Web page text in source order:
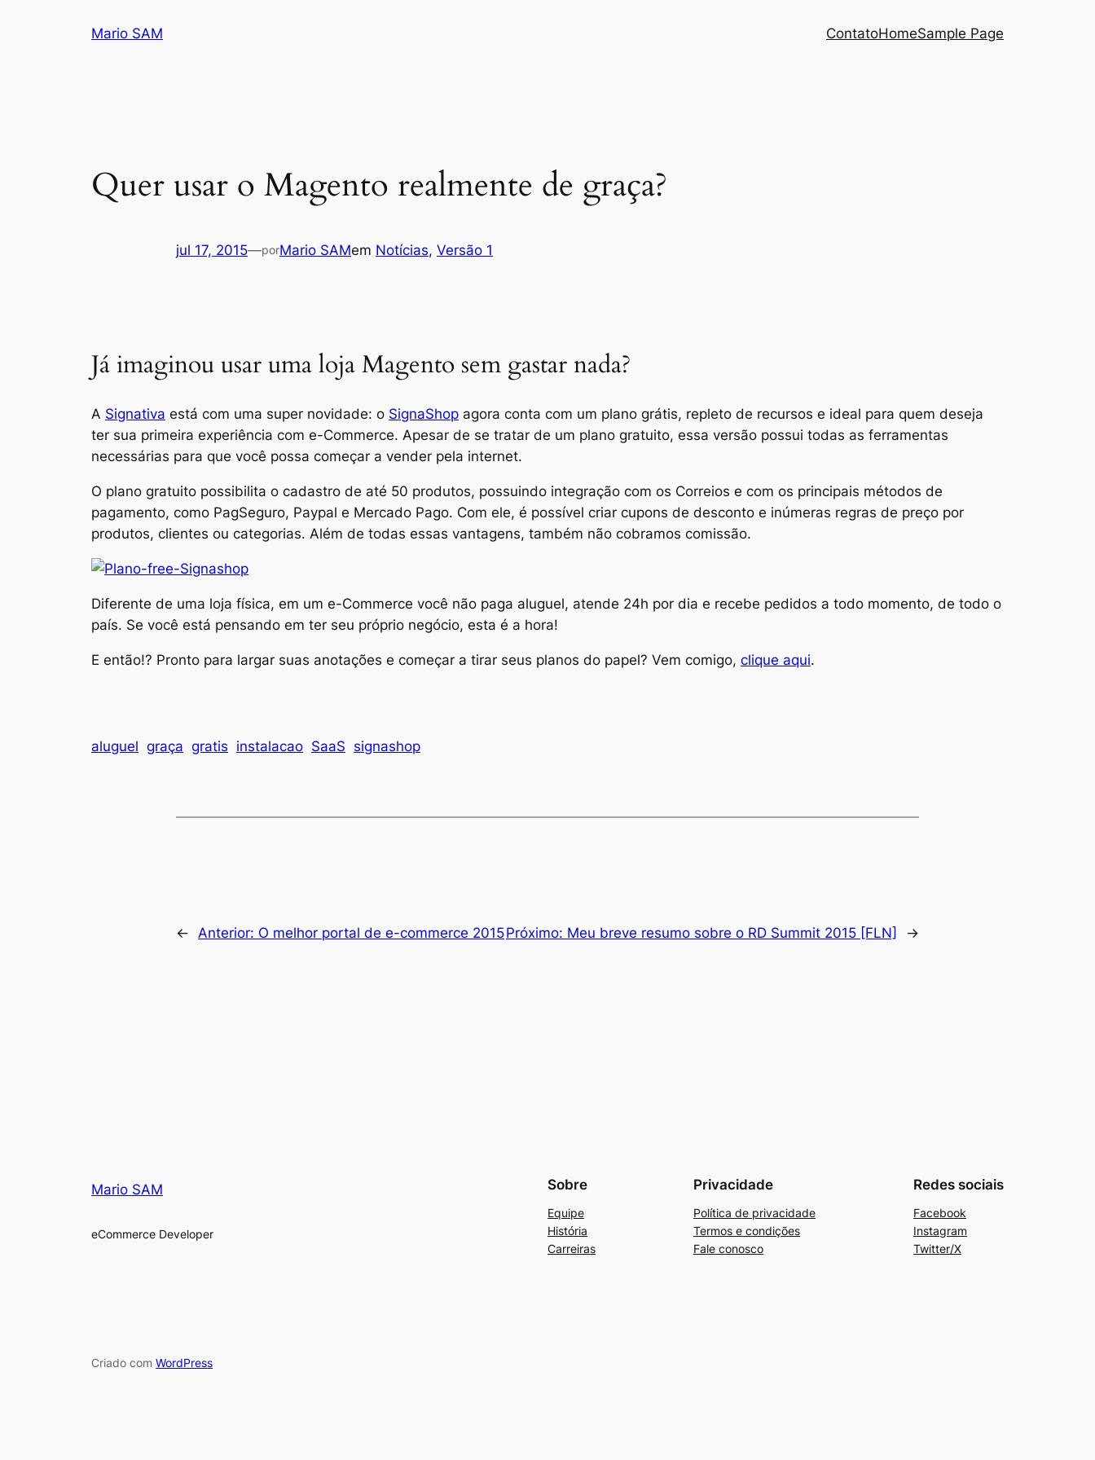
Mario SAM ContatoHomeSample Page
Quer usar o Magento realmente de graça?
jul 17, 2015—porMario SAMem Notícias, Versão 1
Já imaginou usar uma loja Magento sem gastar nada?
A Signativa está com uma super novidade: o SignaShop agora conta com um plano grátis, repleto de recursos e ideal para quem deseja
ter sua primeira experiência com e-Commerce. Apesar de se tratar de um plano gratuito, essa versão possui todas as ferramentas
necessárias para que você possa começar a vender pela internet.
O plano gratuito possibilita o cadastro de até 50 produtos, possuindo integração com os Correios e com os principais métodos de
pagamento, como PagSeguro, Paypal e Mercado Pago. Com ele, é possível criar cupons de desconto e inúmeras regras de preço por
produtos, clientes ou categorias. Além de todas essas vantagens, também não cobramos comissão.
Diferente de uma loja física, em um e-Commerce você não paga aluguel, atende 24h por dia e recebe pedidos a todo momento, de todo o
país. Se você está pensando em ter seu próprio negócio, esta é a hora!
E então!? Pronto para largar suas anotações e começar a tirar seus planos do papel? Vem comigo, clique aqui.
aluguel graça gratis instalacao SaaS signashop
← Anterior: O melhor portal de e-commerce 2015Próximo: Meu breve resumo sobre o RD Summit 2015 [FLN] →
Mario SAM
eCommerce Developer
Sobre
Equipe
História
Carreiras
Privacidade
Política de privacidade
Termos e condições
Fale conosco
Redes sociais
Facebook
Instagram
Twitter/X
Criado com WordPress